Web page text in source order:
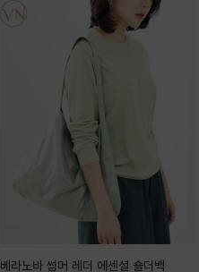
베라노바 썸머 레더 에센셜 숄더백